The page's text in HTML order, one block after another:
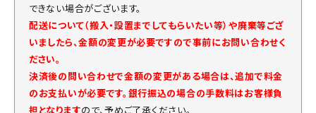
できない場合がございます。
配送について（搬入・設置までしてもらいたい等）や廃棄等ござ
いましたら、金額の変更が必要ですので事前にお問い合わせく
ださい。
決済後の問い合わせで金額の変更がある場合は、追加で料金
のお支払いが必要です。銀行振込の場合の手数料はお客様負
担となりますので、予めご了承ください。